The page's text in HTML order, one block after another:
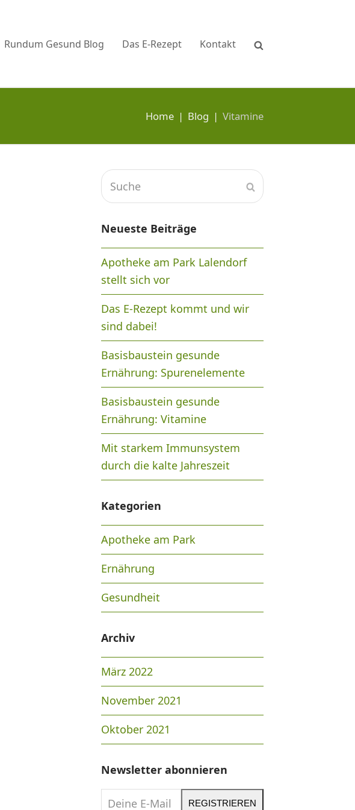
Rundum Gesund Blog Das E-Rezept Kontakt
Home | Blog | Vitamine
Suche
Neueste Beiträge
Apotheke am Park Lalendorf
stellt sich vor
Das E-Rezept kommt und wir
sind dabei!
Basisbaustein gesunde
Ernährung: Spurenelemente
Basisbaustein gesunde
Ernährung: Vitamine
Mit starkem Immunsystem
durch die kalte Jahreszeit
Kategorien
Apotheke am Park
Ernährung
Gesundheit
Archiv
März 2022
November 2021
Oktober 2021
Newsletter abonnieren
Deine
REGISTRIEREN